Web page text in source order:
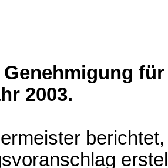
Genehmigung
2003.